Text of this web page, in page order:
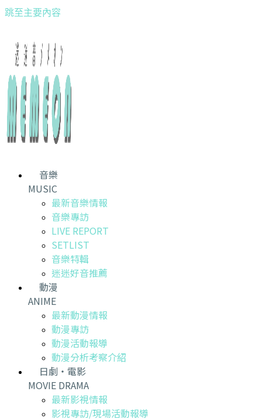
跳至主要內容
音樂
MUSIC
最新音樂情報
音樂專訪
LIVE REPORT
SETLIST
音樂特輯
迷迷好音推薦
動漫
ANIME
最新動漫情報
動漫專訪
動漫活動報導
動漫分析考察介紹
日劇・電影
MOVIE DRAMA
最新影視情報
影視專訪/現場活動報導